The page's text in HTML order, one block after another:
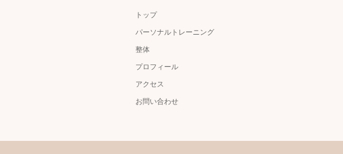
トップ
パーソナルトレーニング
整体
プロフィール
アクセス
お問い合わせ